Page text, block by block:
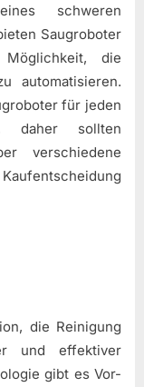
schweren
Saugroboter
die
automatisieren.
für jeden
daher sollten
verschiedene
die Reinigung
und effektiver
gibt es Vor-